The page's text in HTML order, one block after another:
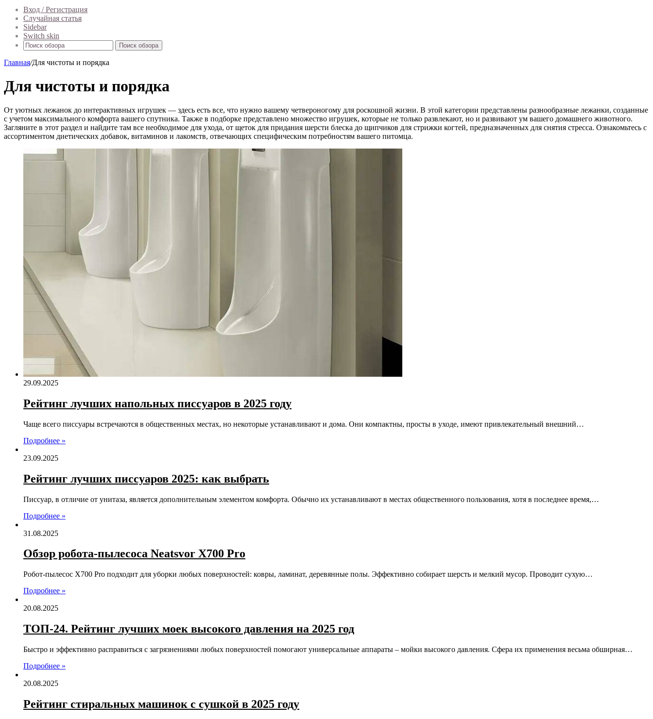
Вход / Регистрация
Случайная статья
Sidebar
Switch skin
Поиск обзора
Главная/Для чистоты и порядка
Для чистоты и порядка
От уютных лежанок до интерактивных игрушек — здесь есть все, что нужно вашему четвероногому для роскошной жизни. В этой категории представлены разнообразные лежанки, созданные
с учетом максимального комфорта вашего спутника. Также в подборке представлено множество игрушек, которые не только развлекают, но и развивают ум вашего домашнего животного.
Загляните в этот раздел и найдите там все необходимое для ухода, от щеток для придания шерсти блеска до щипчиков для стрижки когтей, предназначенных для снятия стресса. Ознакомьтесь с
ассортиментом диетических добавок, витаминов и лакомств, отвечающих специфическим потребностям вашего питомца.
29.09.2025
Рейтинг лучших напольных писсуаров в 2025 году
Чаще всего писсуары встречаются в общественных местах, но некоторые устанавливают и дома. Они компактны, просты в уходе, имеют привлекательный внешний…
Подробнее »
23.09.2025
Рейтинг лучших писсуаров 2025: как выбрать
Писсуар, в отличие от унитаза, является дополнительным элементом комфорта. Обычно их устанавливают в местах общественного пользования, хотя в последнее время,…
Подробнее »
31.08.2025
Обзор робота-пылесоса Neatsvor X700 Pro
Робот-пылесос X700 Pro подходит для уборки любых поверхностей: ковры, ламинат, деревянные полы. Эффективно собирает шерсть и мелкий мусор. Проводит сухую…
Подробнее »
20.08.2025
ТОП-24. Рейтинг лучших моек высокого давления на 2025 год
Быстро и эффективно расправиться с загрязнениями любых поверхностей помогают универсальные аппараты – мойки высокого давления. Сфера их применения весьма обширная…
Подробнее »
20.08.2025
Рейтинг стиральных машинок с сушкой в 2025 году